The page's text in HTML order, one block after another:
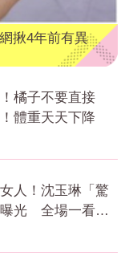
揪4年前有異
橘子不要直接
體重天天下降
人！沈玉琳「驚
曝光 全場一看都